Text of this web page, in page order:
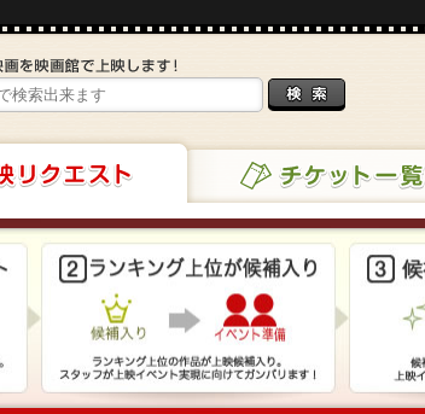
チケット一覧